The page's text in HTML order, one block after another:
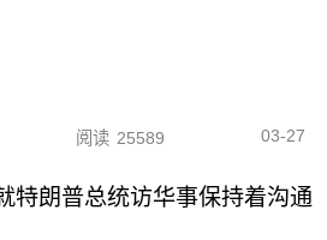
阅读 25589 03-27
特朗普总统访华事保持着沟通